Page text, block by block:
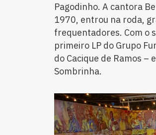
Pagodinho. A cantora
1970, entrou na roda,
frequentadores. Com o
primeiro LP do Grupo
do Cacique de Ramos –
Sombrinha.